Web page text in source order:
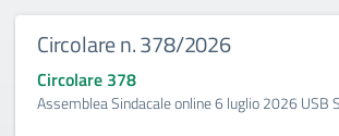
Circolare n. 378/2026
Circolare 378
Assemblea Sindacale online 6 luglio 2026 USB